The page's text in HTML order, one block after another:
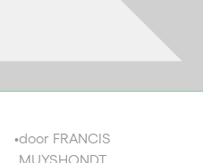
•door FRANCIS
MUYSHONDT